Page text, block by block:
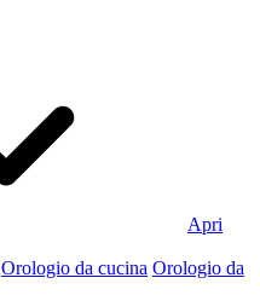
Apri
Orologio da cucina Orologio da